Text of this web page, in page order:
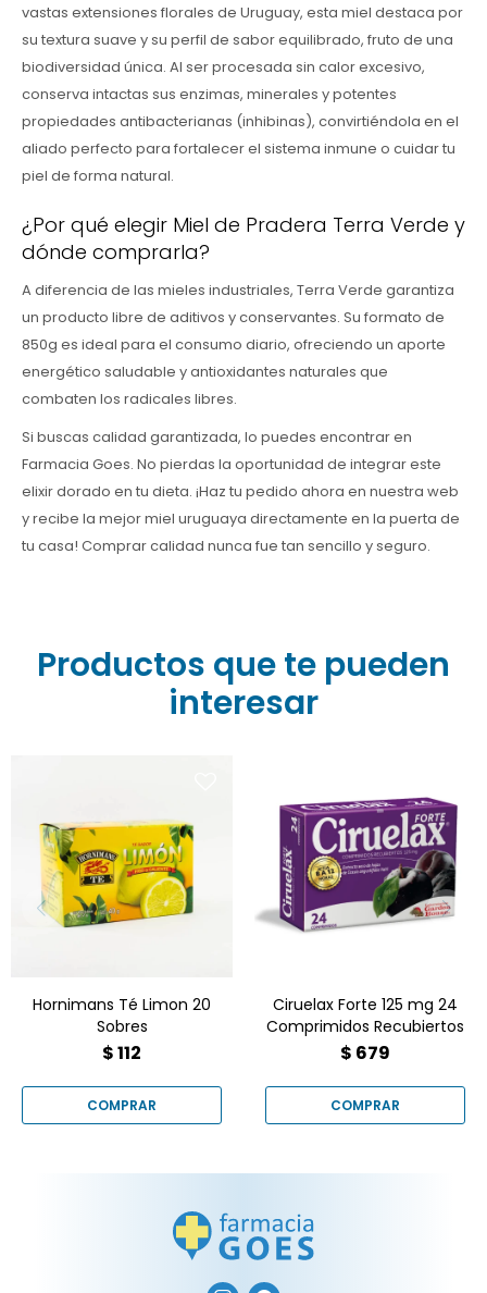
vastas extensiones florales de Uruguay, esta miel destaca por
su textura suave y su perfil de sabor equilibrado, fruto de una
biodiversidad única. Al ser procesada sin calor excesivo,
conserva intactas sus enzimas, minerales y potentes
propiedades antibacterianas (inhibinas), convirtiéndola en el
aliado perfecto para fortalecer el sistema inmune o cuidar tu
piel de forma natural.
¿Por qué elegir Miel de Pradera Terra Verde y
dónde comprarla?
A diferencia de las mieles industriales, Terra Verde garantiza
un producto libre de aditivos y conservantes. Su formato de
850g es ideal para el consumo diario, ofreciendo un aporte
energético saludable y antioxidantes naturales que
combaten los radicales libres.
Si buscas calidad garantizada, lo puedes encontrar en
Farmacia Goes. No pierdas la oportunidad de integrar este
elixir dorado en tu dieta. ¡Haz tu pedido ahora en nuestra web
y recibe la mejor miel uruguaya directamente en la puerta de
tu casa! Comprar calidad nunca fue tan sencillo y seguro.
Productos que te pueden
interesar
Disfruta el aroma cítrico
de Hornimans Té Limón 20
sobres. ? Perfecto caliente
o frío. ¡Consíguelo al
mejor precio en Farmacia
Goes! Compra online
aquí. ?
Hornimans Té Limon 20
Sobres
$112
Ciruelax Forte 125 mg 24
Comprimidos Recubiertos:
laxante natural de acción
rápida (8-12h) para el
estreñimiento ocasional.
Contiene extracto de
hojas de Sen. Encuéntralo
en Farmacia Goes.
Ciruelax Forte 125 mg 24
Comprimidos Recubiertos
$ 679